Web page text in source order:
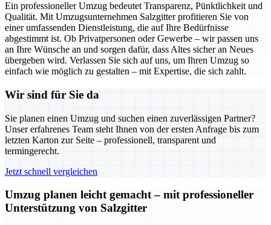
Ein professioneller Umzug bedeutet Transparenz, Pünktlichkeit und
Qualität. Mit Umzugsunternehmen Salzgitter profitieren Sie von
einer umfassenden Dienstleistung, die auf Ihre Bedürfnisse
abgestimmt ist. Ob Privatpersonen oder Gewerbe – wir passen uns
an Ihre Wünsche an und sorgen dafür, dass Altes sicher an Neues
übergeben wird. Verlassen Sie sich auf uns, um Ihren Umzug so
einfach wie möglich zu gestalten – mit Expertise, die sich zahlt.
Wir sind für Sie da
Sie planen einen Umzug und suchen einen zuverlässigen Partner?
Unser erfahrenes Team steht Ihnen von der ersten Anfrage bis zum
letzten Karton zur Seite – professionell, transparent und
termingerecht.
Jetzt schnell vergleichen
Umzug planen leicht gemacht – mit professioneller
Unterstützung von Salzgitter